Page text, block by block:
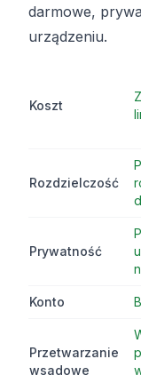
darmowe,
urządzeniu.
Koszt
Rozdzielczość
Prywatność
Konto
Przetwarzanie
wsadowe